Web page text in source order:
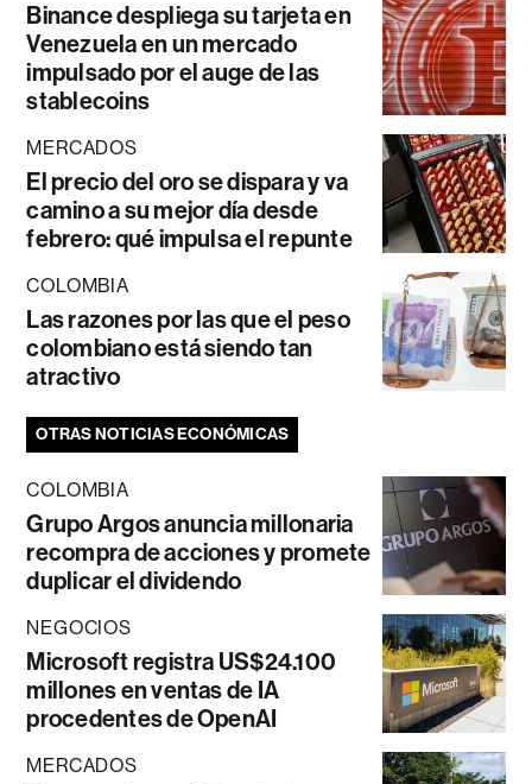
Binance despliega su tarjeta en
Venezuela en un mercado
impulsado por el auge de las
stablecoins
MERCADOS
El precio del oro se dispara y va
camino a su mejor día desde
febrero: qué impulsa el repunte
COLOMBIA
Las razones por las que el peso
colombiano está siendo tan
atractivo
OTRAS NOTICIAS ECONÓMICAS
COLOMBIA
Grupo Argos anuncia millonaria
recompra de acciones y promete
duplicar el dividendo
NEGOCIOS
Microsoft registra US$24.100
millones en ventas de IA
procedentes de OpenAI
MERCADOS